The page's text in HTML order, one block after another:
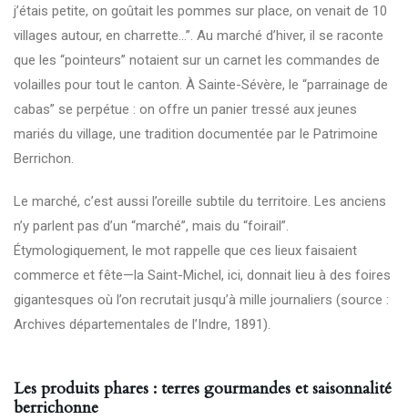
j’étais petite, on goûtait les pommes sur place, on venait de 10
villages autour, en charrette…”. Au marché d’hiver, il se raconte
que les “pointeurs” notaient sur un carnet les commandes de
volailles pour tout le canton. À Sainte-Sévère, le “parrainage de
cabas” se perpétue : on offre un panier tressé aux jeunes
mariés du village, une tradition documentée par le Patrimoine
Berrichon.
Le marché, c’est aussi l’oreille subtile du territoire. Les anciens
n’y parlent pas d’un “marché”, mais du “foirail”.
Étymologiquement, le mot rappelle que ces lieux faisaient
commerce et fête—la Saint-Michel, ici, donnait lieu à des foires
gigantesques où l’on recrutait jusqu’à mille journaliers (source :
Archives départementales de l’Indre, 1891).
Les produits phares : terres gourmandes et saisonnalité
berrichonne